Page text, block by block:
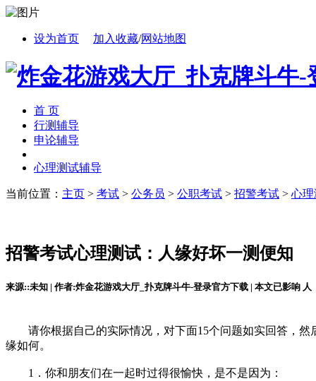
设为首页 加入收藏/网站地图
首 页
行测辅导
申论辅导
心理测试辅导
当前位置： 主页 > 考试 > 公务员 > 公职考试 > 招警考试 > 心理
招警考试心理测试：人缘好坏一测便知
来源::未知 | 作者:炸金花游戏大厅_扑克牌斗牛-登录官方下载 | 本文已影响 人
请你根据自己的实际情况，对下面15个问题如实回答，然
缘如何。
1．你和朋友们在一起时过得很愉快，是不是因为：